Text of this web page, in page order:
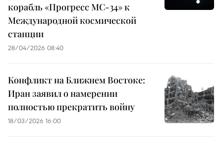
корабль «Прогресс МС-34» к
Международной космической
станции
28/04/2026 08:40
Конфликт на Ближнем Востоке:
Иран заявил о намерении
полностью прекратить войну
18/03/2026 16:00